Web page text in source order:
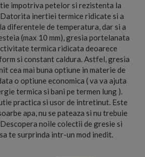
impotriva petelor si rezistenta la
inertiei termice ridicate si a
diferentele de temperatura, dar si a
(max 10 mm), gresia portelanata
termica ridicata deoarece
si constant caldura. Astfel, gresia
cea mai buna optiune in materie de
o optiune economica ( va va ajuta
termica si bani pe termen lung ).
practica si usor de intretinut. Este
apa, nu se pateaza si nu trebuie
noile colectii de gresie si
te surprinda intr-un mod inedit.